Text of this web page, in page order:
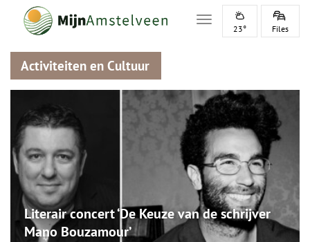
Toggle navigation
23° Files
Activiteiten en Cultuur
Literair concert ‘De Keuze van de schrijver
Mano Bouzamour’